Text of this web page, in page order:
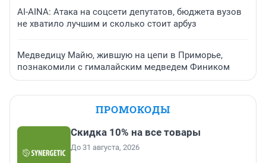
AI-AINA: Атака на соцсети депутатов, бюджета вузов
не хватило лучшим и сколько стоит арбуз
Медведицу Майю, жившую на цепи в Приморье,
познакомили с гималайским медведем Фиником
ПРОМОКОДЫ
Скидка 10% на все товары
До 31 августа, 2026